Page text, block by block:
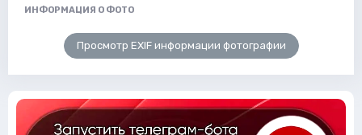
ИНФОРМАЦИЯ О ФОТО
Просмотр EXIF информации фотографии